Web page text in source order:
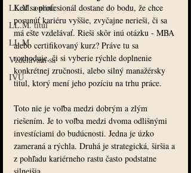
LL.M. online
LL.M. titul
LL.M.
Vzdelávam sa
IVU
Keď sa profesionál dostane do bodu, že chce
posunúť kariéru vyššie, zvyčajne nerieši, či sa
má ešte vzdelávať. Rieši skôr inú otázku - MBA
alebo certifikovaný kurz? Práve tu sa
rozhoduje, či si vyberie rýchle doplnenie
konkrétnej zručnosti, alebo silný manažérsky
titul, ktorý mení jeho pozíciu na trhu práce.
Toto nie je voľba medzi dobrým a zlým
riešením. Je to voľba medzi dvoma odlišnými
investíciami do budúcnosti. Jedna je úzko
zameraná a rýchla. Druhá je strategická, širšia a
z pohľadu kariérneho rastu často podstatne